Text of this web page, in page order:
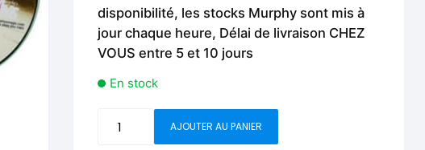
Fleurs C.Up
Foulards C.Up
Magie Numérique
Cordes
Feu
Grandes illusions
Livres de tours de Pièces
Livres sur la Magie
impromptue
Livres en Anglais
Les Produits Flash Feu
disponibilité, les stocks Murphy sont mis à
jour chaque heure, Délai de livraison CHEZ
VOUS entre 5 et 10 jours
En stock
AJOUTER AU PANIER